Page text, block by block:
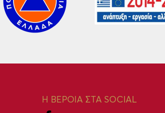
Η ΒΕΡΟΙΑ ΣΤΑ SOCIAL